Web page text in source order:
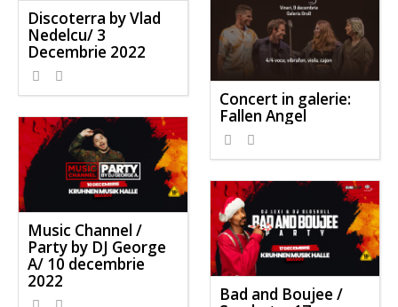
Discoterra by Vlad
Nedelcu/ 3
Decembrie 2022
Concert in galerie:
Fallen Angel
Music Channel /
Party by DJ George
A/ 10 decembrie
2022
Bad and Boujee /